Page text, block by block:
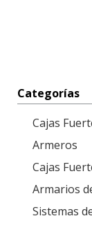
Categorías
Cajas
Armeros
Cajas
Armarios
Sistemas